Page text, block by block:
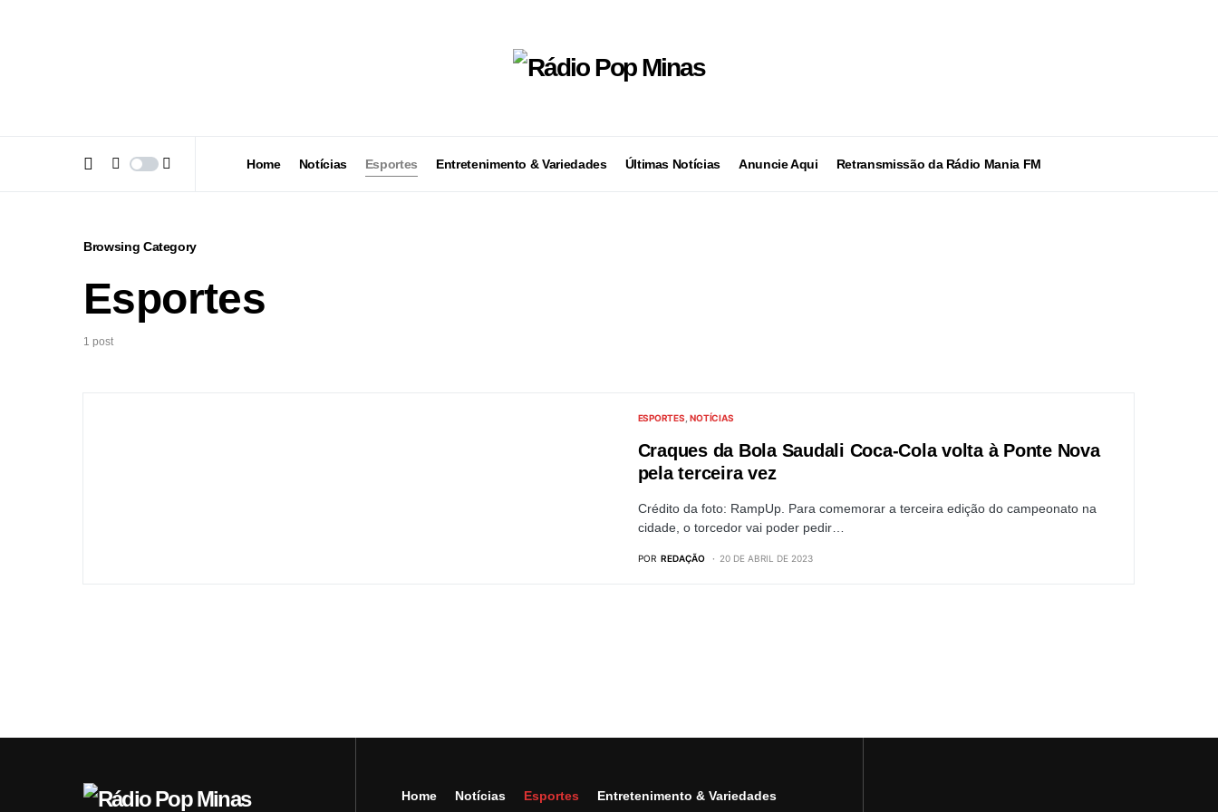
Home Notícias Esportes Entretenimento & Variedades Últimas Notícias Anuncie Aqui Retransmissão da Rádio Mania FM
Browsing Category
Esportes
1 post
ESPORTES NOTÍCIAS
Craques da Bola Saudali Coca-Cola volta à Ponte Nova
pela terceira vez
Crédito da foto: RampUp. Para comemorar a terceira edição do campeonato na
cidade, o torcedor vai poder pedir…
POR REDAÇÃO 20 DE ABRIL DE 2023
Home Notícias Esportes Entretenimento & Variedades